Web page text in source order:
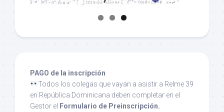
PAGO de la inscripción
Todos los colegas que vayan a asistir a Relme 39
en República Dominicana deben completar en el
Gestor el Formulario de Preinscripción.